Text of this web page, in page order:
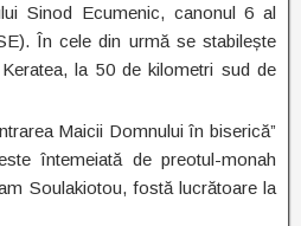
Sinod Ecumenic, canonul 6 al
În cele din urmă se stabilește
la 50 de kilometri sud de
Maicii Domnului în biserică”
întemeiată de preotul-monah
Soulakiotou, fostă lucrătoare la